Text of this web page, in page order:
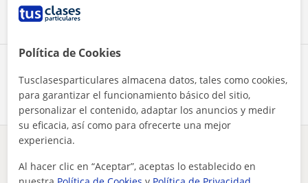
Política de Cookies
Tusclasesparticulares almacena datos, tales como cookies,
para garantizar el funcionamiento básico del sitio,
personalizar el contenido, adaptar los anuncios y medir
su eficacia, así como para ofrecerte una mejor
experiencia.
Al hacer clic en “Aceptar”, aceptas lo establecido en